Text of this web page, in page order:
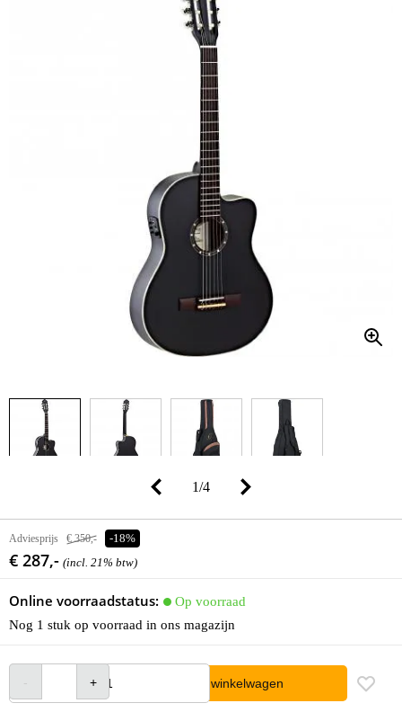
1/4
Adviesprijs € 350,- -18%
€ 287,- (incl. 21% btw)
Online voorraadstatus:
Op voorraad
Nog 1 stuk op voorraad in ons magazijn
In winkelwagen